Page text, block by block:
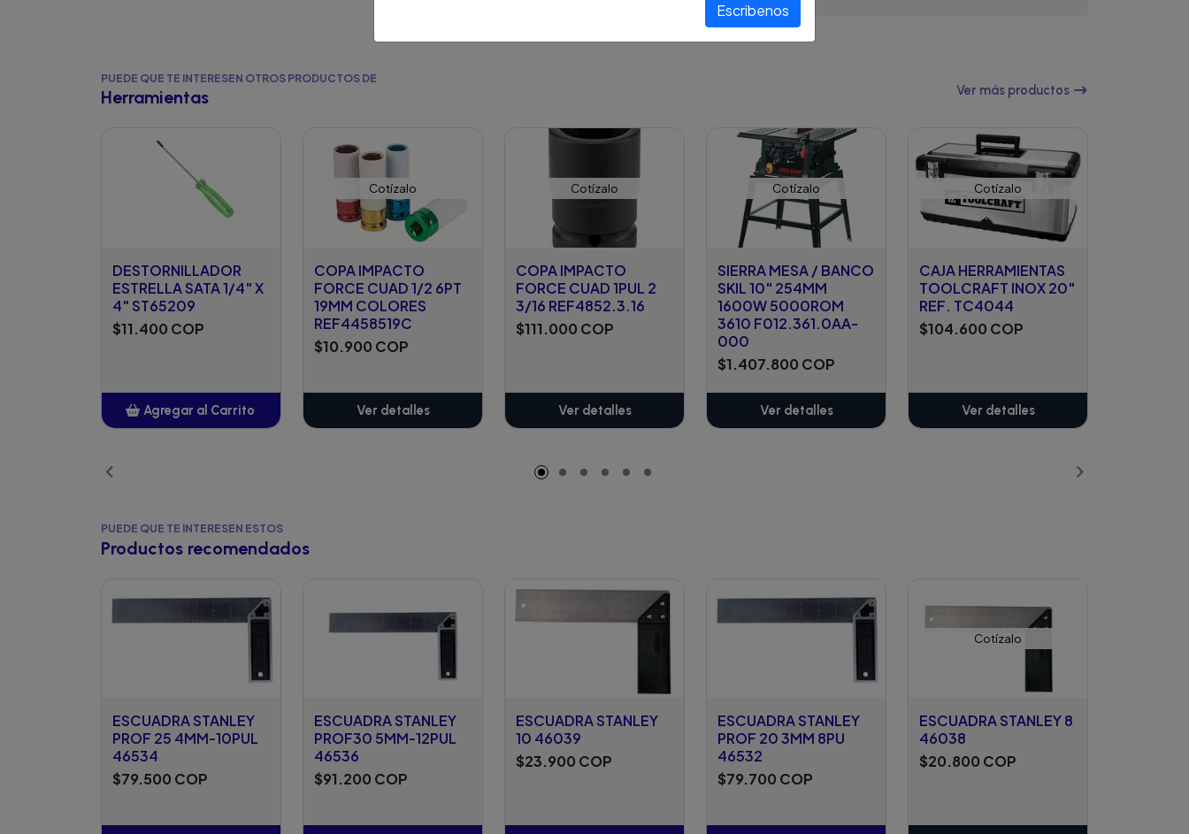
PUEDE QUE TE INTERESEN OTROS PRODUCTOS DE
Herramientas Ver más productos
DESTORNILLADOR
ESTRELLA SATA 1/4" X
4" ST65209
$11.400 COP
Agregar al Carrito
Cotízalo
COPA IMPACTO
FORCE CUAD 1/2 6PT
19MM COLORES
REF4458519C
$10.900 COP
Ver detalles
Cotízalo
COPA IMPACTO
FORCE CUAD 1PUL 2
3/16 REF4852.3.16
$111.000 COP
Ver detalles
Cotízalo
SIERRA MESA / BANCO
SKIL 10" 254MM
1600W 5000ROM
3610 F012.361.0AA-
000
$1.407.800 COP
Ver detalles
Cotízalo
CAJA HERRAMIENTAS
TOOLCRAFT INOX 20"
REF. TC4044
$104.600 COP
Ver detalles
PUEDE QUE TE INTERESEN ESTOS
Productos recomendados
ESCUADRA STANLEY
PROF 25 4MM-10PUL
46534
$79.500 COP
ESCUADRA STANLEY
PROF30 5MM-12PUL
46536
$91.200 COP
ESCUADRA STANLEY
10 46039
$23.900 COP
ESCUADRA STANLEY
PROF 20 3MM 8PU
46532
$79.700 COP
Cotízalo
ESCUADRA STANLEY 8
46038
$20.800 COP
Escribenos